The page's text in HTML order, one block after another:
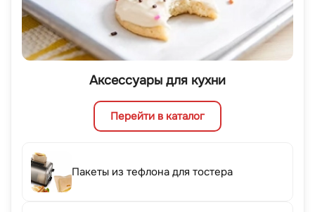
Аксессуары для кухни
Перейти в каталог
Пакеты из тефлона для тостера